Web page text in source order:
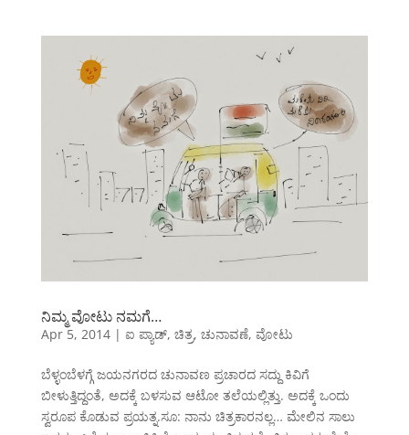
ನಿಮ್ಮ ವೋಟು ನಮಗೆ…
Apr 5, 2014| ಐ ಪ್ಯಾಡ್, ಚಿತ್ರ, ಚುನಾವಣೆ, ವೋಟು
ಬೆಳ್ಳಂಬೆಳಗ್ಗೆ ಜಯನಗರದ ಚುನಾವಣ ಪ್ರಚಾರದ ಸದ್ದು ಕಿವಿಗೆ
ಬೀಳುತ್ತಿದ್ದಂತೆ, ಅದಕ್ಕೆ ಬಳಸುವ ಆಟೋ ತಲೆಯಲ್ಲಿತ್ತು. ಅದಕ್ಕೆ ಒಂದು
ಸ್ವರೂಪ ಕೊಡುವ ಪ್ರಯತ್ನ.ಸೂ: ನಾನು ಚಿತ್ರಕಾರನಲ್ಲ… ಮೇಲಿನ ಸಾಲು